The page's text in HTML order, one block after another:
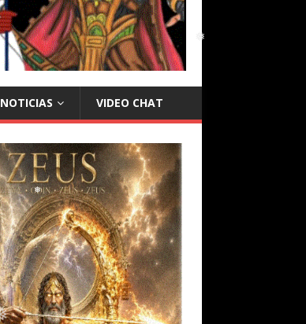
❅
❅
NOTICIAS VIDEO CHAT